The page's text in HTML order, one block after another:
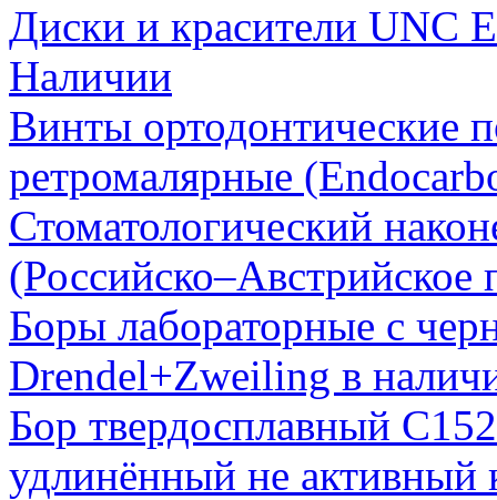
Диски и красители UNC
Наличии
Винты ортодонтические
ретромалярные
Стоматологический
(Российско–Австрийское
Боры лабораторные с
Drendel+Zweiling в
Бор твердосплавный
удлинённый не активный